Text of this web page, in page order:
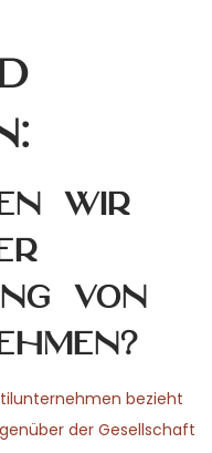
wir
von
bezieht
der Gesellschaft